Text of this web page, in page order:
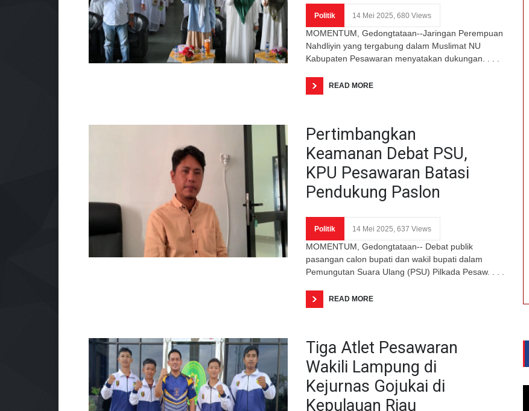
Politik 14 Mei 2025, 680 Views
MOMENTUM, Gedongtataan--Jaringan Perempuan
Nahdliyin yang tergabung dalam Muslimat NU
Kabupaten Pesawaran menyatakan dukungan. . . .
READ MORE
Pertimbangkan
Keamanan Debat PSU,
KPU Pesawaran Batasi
Pendukung Paslon
Politik 14 Mei 2025, 637 Views
MOMENTUM, Gedongtataan-- Debat publik
pasangan calon bupati dan wakil bupati dalam
Pemungutan Suara Ulang (PSU) Pilkada Pesaw. . . .
READ MORE
Tiga Atlet Pesawaran
Wakili Lampung di
Kejurnas Gojukai di
Kepulauan Riau